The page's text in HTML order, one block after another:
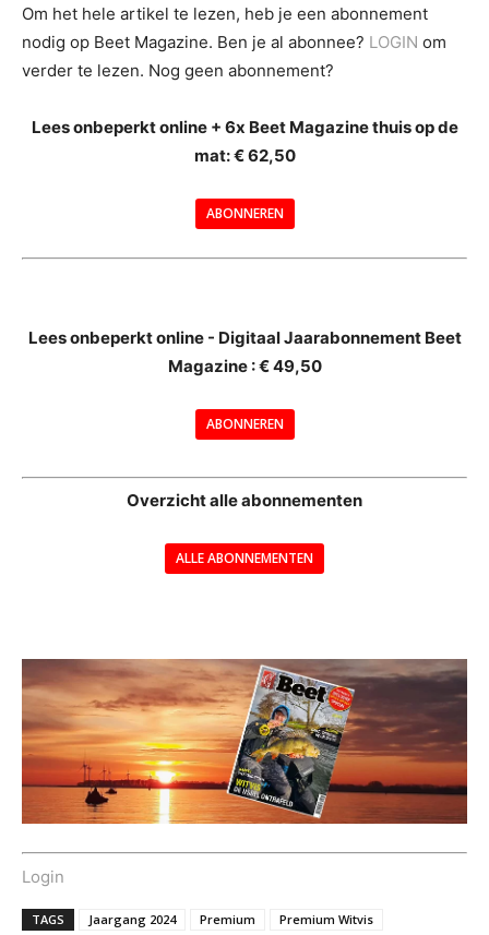
Om het hele artikel te lezen, heb je een abonnement
nodig op Beet Magazine. Ben je al abonnee? LOGIN om
verder te lezen. Nog geen abonnement?
Lees onbeperkt online + 6x Beet Magazine thuis op de
mat: € 62,50
ABONNEREN
Lees onbeperkt online - Digitaal Jaarabonnement Beet
Magazine : € 49,50
ABONNEREN
Overzicht alle abonnementen
ALLE ABONNEMENTEN
Login
TAGS Jaargang 2024 Premium
Premium Witvis